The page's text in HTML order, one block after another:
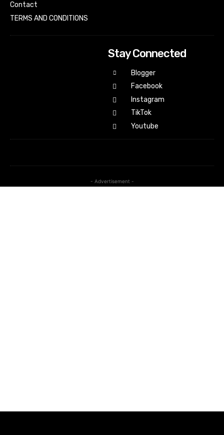
Contact
TERMS AND CONDITIONS
Stay Connected
Blogger
Facebook
Instagram
TikTok
Youtube
- Advertisement -